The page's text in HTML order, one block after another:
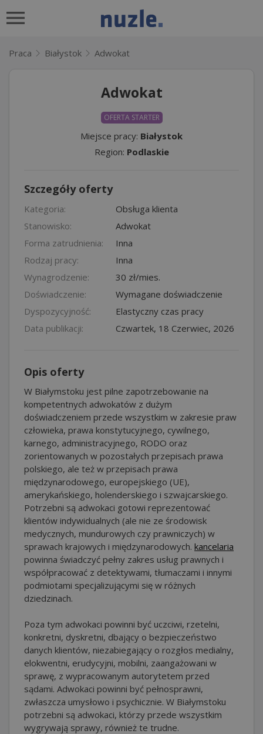
Praca Białystok Adwokat
Adwokat
OFERTA STARTER
Miejsce pracy: Białystok
Region: Podlaskie
Szczegóły oferty
Kategoria:
Obsługa klienta
Stanowisko:
Adwokat
Forma zatrudnienia:
Inna
Rodzaj pracy:
Inna
Wynagrodzenie:
30 zł/mies.
Doświadczenie:
Wymagane doświadczenie
Dyspozycyjność:
Elastyczny czas pracy
Data publikacji:
Czwartek, 18 Czerwiec, 2026
Opis oferty
W Białymstoku jest pilne zapotrzebowanie na
kompetentnych adwokatów z dużym
doświadczeniem przede wszystkim w zakresie praw
człowieka, prawa konstytucyjnego, cywilnego,
karnego, administracyjnego, RODO oraz
zorientowanych w pozostałych przepisach prawa
polskiego, ale też w przepisach prawa
międzynarodowego, europejskiego (UE),
amerykańskiego, holenderskiego i szwajcarskiego.
Potrzebni są adwokaci gotowi reprezentować
klientów indywidualnych (ale nie ze środowisk
medycznych, mundurowych czy prawniczych) w
sprawach krajowych i międzynarodowych. kancelaria
powinna świadczyć pełny zakres usług prawnych i
współpracować z detektywami, tłumaczami i innymi
podmiotami specjalizującymi się w różnych
dziedzinach.
Poza tym adwokaci powinni być uczciwi, rzetelni,
konkretni, dyskretni, dbający o bezpieczeństwo
danych klientów, niezabiegający o rozgłos medialny,
elokwentni, erudycyjni, mobilni, zaangażowani w
sprawę, z wypracowanym autorytetem przed
sądami. Adwokaci powinni być pełnosprawni,
zwłaszcza umysłowo i psychicznie. W Białymstoku
potrzebni są adwokaci, którzy przede wszystkim
wygrywają sprawy, również te trudne.